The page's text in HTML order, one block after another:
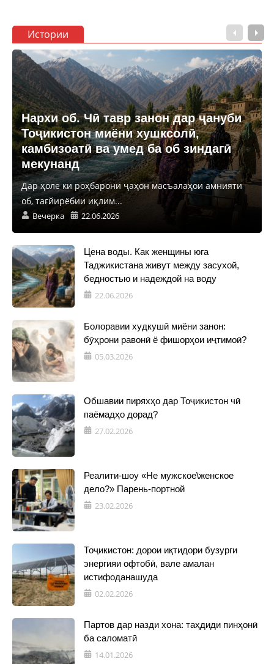
Истории
Нархи об. Чӣ тавр занон дар ҷануби
Тоҷикистон миёни хушксолӣ,
камбизоатӣ ва умед ба об зиндагӣ
мекунанд
Дар ҳоле ки роҳбарони ҷаҳон масъалаҳои амнияти
об, тағйирёбии иқлим...
Вечерка 22.06.2026
Цена воды. Как женщины юга
Таджикистана живут между засухой,
бедностью и надеждой на воду
22.06.2026
Болоравии худкушӣ миёни занон:
бӯҳрони равонӣ ё фишорҳои иҷтимоӣ?
05.03.2026
Обшавии пиряхҳо дар Тоҷикистон чӣ
паёмадҳо дорад?
27.02.2026
Реалити-шоу «Не мужское\женское
дело?» Парень-портной
23.02.2026
Тоҷикистон: дорои иқтидори бузурги
энергияи офтобӣ, вале амалан
истифоданашуда
02.02.2026
Партов дар назди хона: таҳдиди пинҳонӣ
ба саломатӣ
14.01.2026